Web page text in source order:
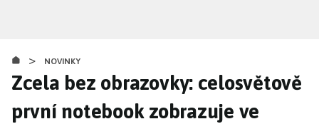
obsahu
> NOVINKY
Zcela bez obrazovky: celosvětově
první notebook zobrazuje ve